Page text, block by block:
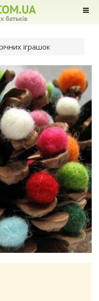
іграшок